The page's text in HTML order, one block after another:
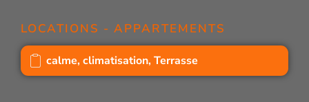
LOCATIONS - APPARTEMENTS
calme,climatisation,Terrasse